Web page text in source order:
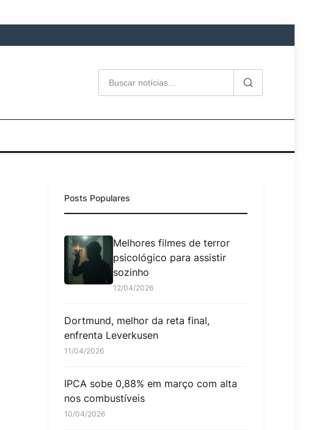
Posts Populares
Melhores filmes de terror
psicológico para assistir
sozinho
12/04/2026
Dortmund, melhor da reta final,
enfrenta Leverkusen
11/04/2026
IPCA sobe 0,88% em março com alta
nos combustíveis
10/04/2026